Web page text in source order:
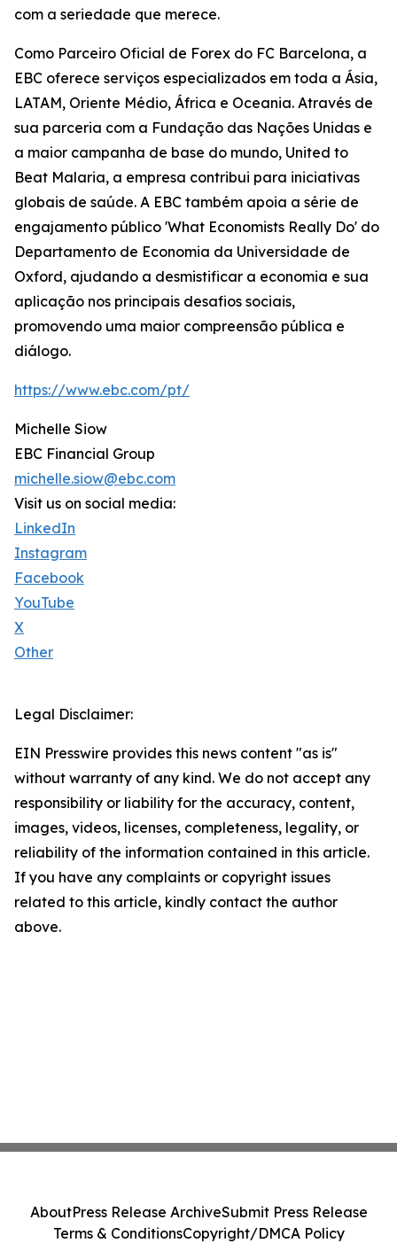
com a seriedade que merece.
Como Parceiro Oficial de Forex do FC Barcelona, a
EBC oferece serviços especializados em toda a Ásia,
LATAM, Oriente Médio, África e Oceania. Através de
sua parceria com a Fundação das Nações Unidas e
a maior campanha de base do mundo, United to
Beat Malaria, a empresa contribui para iniciativas
globais de saúde. A EBC também apoia a série de
engajamento público 'What Economists Really Do' do
Departamento de Economia da Universidade de
Oxford, ajudando a desmistificar a economia e sua
aplicação nos principais desafios sociais,
promovendo uma maior compreensão pública e
diálogo.
https://www.ebc.com/pt/
Michelle Siow
EBC Financial Group
michelle.siow@ebc.com
Visit us on social media:
LinkedIn
Instagram
Facebook
YouTube
X
Other
Legal Disclaimer:
EIN Presswire provides this news content "as is"
without warranty of any kind. We do not accept any
responsibility or liability for the accuracy, content,
images, videos, licenses, completeness, legality, or
reliability of the information contained in this article.
If you have any complaints or copyright issues
related to this article, kindly contact the author
above.
AboutPress Release ArchiveSubmit Press Release
Terms & ConditionsCopyright/DMCA Policy